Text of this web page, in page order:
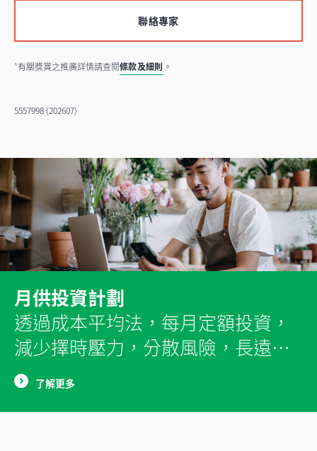
聯絡專家
^有關獎賞之推廣詳情請查閱條款及細則 。
5557998 (202607)
月供投資計劃
透過成本平均法，每月定額投資，
減少擇時壓力，分散風險，長遠實
現穩定回報。
了解更多